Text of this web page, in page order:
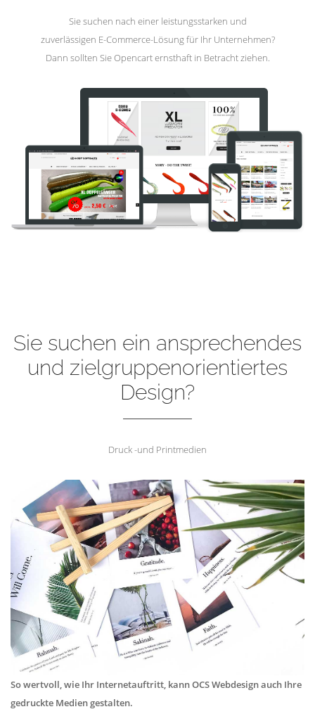
Sie suchen nach einer leistungsstarken und
zuverlässigen E-Commerce-Lösung für Ihr Unternehmen?
Dann sollten Sie Opencart ernsthaft in Betracht ziehen.
Sie suchen ein ansprechendes
und zielgruppenorientiertes
Design?
Druck -und Printmedien
So wertvoll, wie Ihr Internetauftritt, kann OCS Webdesign auch Ihre
gedruckte Medien gestalten.